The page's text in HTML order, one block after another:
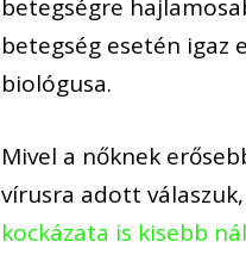
betegségre
betegség esetén igaz
biológusa.
Mivel a nőknek
vírusra adott
kockázata is kisebb